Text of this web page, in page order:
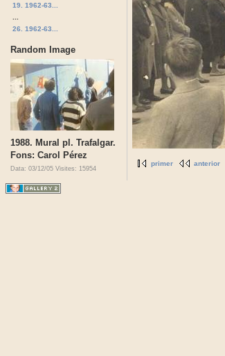
19. 1962-63...
26. 1962-63...
Random Image
1988. Mural pl. Trafalgar.
Fons: Carol Pérez
Data: 03/12/05 Visites: 15954
primer anterior